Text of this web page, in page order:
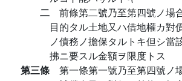
二 前條第二號乃至第四號ノ場
目的タル土地又ハ借地權カ對
ノ債務ノ擔保タルトキ但シ當
拂ニ要スル金額ヲ限度トス
第三條 第一條第一號乃至第四號ノ